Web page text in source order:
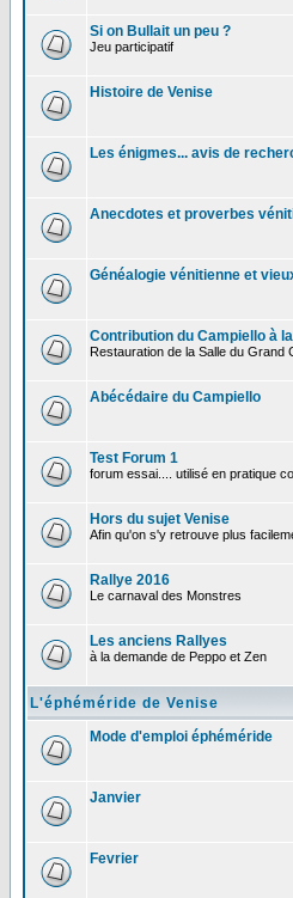
Si on Bullait un peu ?
Jeu participatif
Histoire de Venise
Les énigmes... avis de
Anecdotes et proverbes
Généalogie vénitienne et
Contribution du Campiello à
Restauration de la Salle du Grand
Abécédaire du Campiello
Test Forum 1
forum essai.... utilisé en pratique
Hors du sujet Venise
Afin qu'on s'y retrouve plus
Rallye 2016
Le carnaval des Monstres
Les anciens Rallyes
à la demande de Peppo et Zen
L'éphéméride de Venise
Mode d'emploi éphéméride
Janvier
Fevrier